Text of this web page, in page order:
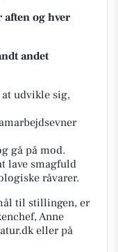
og hver
andet
udvikle sig,
gå på mod.
lave smagfuld
råvarer.
til stillingen, er
Anne
eller på